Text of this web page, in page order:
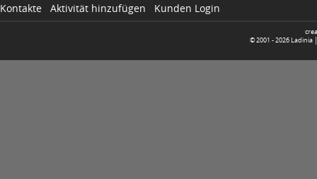
Kontakte Aktivität hinzufügen Kunden Login
© 2001 -2026 Ladinia